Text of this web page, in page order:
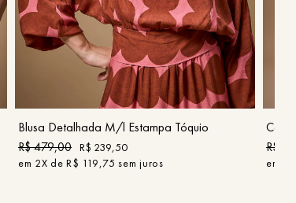
P G GG
COMPRAR
Blusa Detalhada M/l Estampa Tóquio
R$479,00 R$ 239,50
em 2X deR$ 119,75 sem juros
R$
em